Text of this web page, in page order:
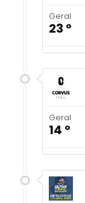
Geral
23 º
Geral
14 º